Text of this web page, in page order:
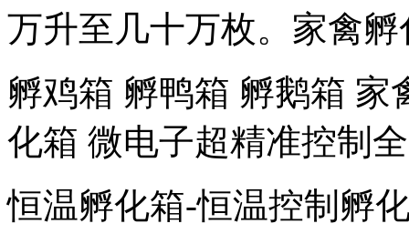
万升至几十万枚。家禽
孵鸡箱 孵鸭箱 孵鹅箱 家
化箱 微电子超精准控制
恒温孵化箱-恒温控制孵